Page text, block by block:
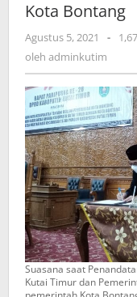
Kota Bontang
Agustus 5, 2021
oleh
-
oleh adminkutim
Suasana saat
Kutai Timur dan